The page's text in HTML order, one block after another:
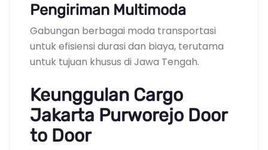
Pengiriman Multimoda
Gabungan berbagai moda transportasi
untuk efisiensi durasi dan biaya, terutama
untuk tujuan khusus di Jawa Tengah.
Keunggulan Cargo
Jakarta Purworejo Door
to Door